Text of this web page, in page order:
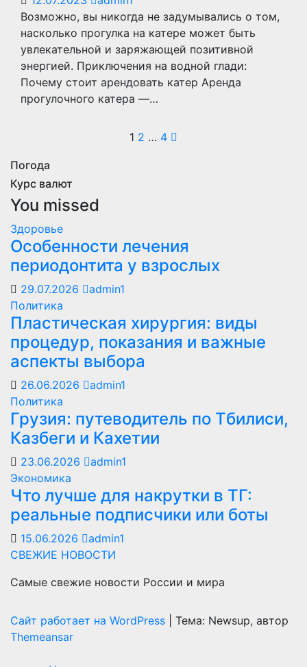
Возможно, вы никогда не задумывались о том,
насколько прогулка на катере может быть
увлекательной и заряжающей позитивной
энергией. Приключения на водной глади:
Почему стоит арендовать катер Аренда
прогулочного катера —…
Пагинация
1 2 … 4
Погода
Курс валют
You missed
Здоровье
Особенности лечения
периодонтита у взрослых
29.07.2026
admin1
Политика
Пластическая хирургия: виды
процедур, показания и важные
аспекты выбора
26.06.2026
admin1
Политика
Грузия: путеводитель по Тбилиси,
Казбеги и Кахетии
23.06.2026
admin1
Экономика
Что лучше для накрутки в ТГ:
реальные подписчики или боты
15.06.2026
admin1
СВЕЖИЕ НОВОСТИ
Самые свежие новости России и мира
Сайт работает на WordPress
Тема: Newsup, автор
Themeansar